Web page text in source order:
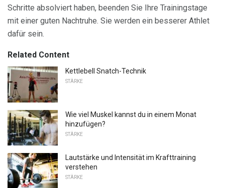
Schritte absolviert haben, beenden Sie Ihre Trainingstage
mit einer guten Nachtruhe. Sie werden ein besserer Athlet
dafür sein.
Related Content
Kettlebell Snatch-Technik
STÄRKE
Wie viel Muskel kannst du in einem Monat
hinzufügen?
STÄRKE
Lautstärke und Intensität im Krafttraining
verstehen
STÄRKE